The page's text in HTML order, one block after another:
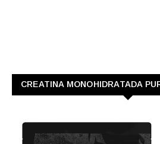
CREATINA MONOHIDRATADA